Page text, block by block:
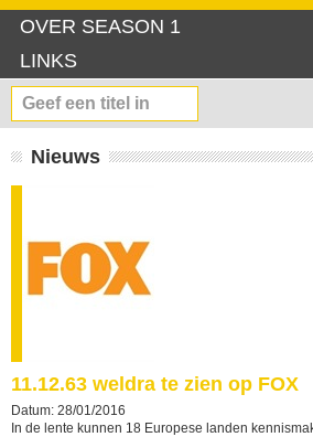
OVER SEASON 1
LINKS
Nieuws
11.12.63 weldra te zien op FOX
Datum: 28/01/2016
In de lente kunnen 18 Europese landen